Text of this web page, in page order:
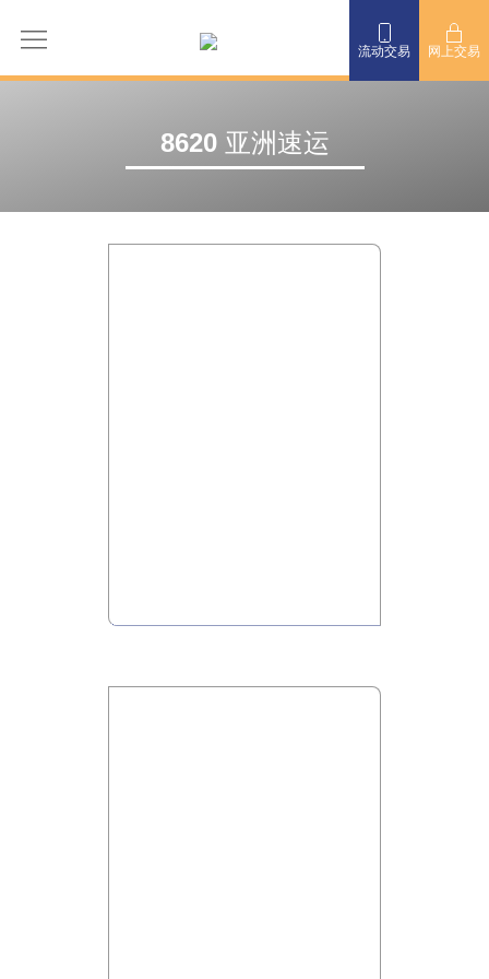
流动交易 网上交易
8620 亚洲速运